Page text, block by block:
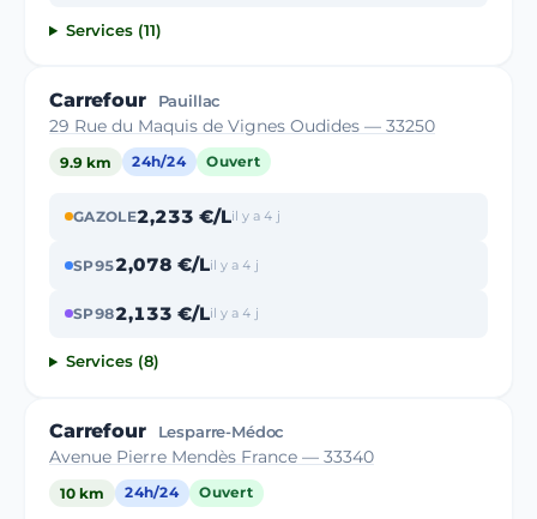
Services (11)
Carrefour Pauillac
29 Rue du Maquis de Vignes Oudides — 33250
9.9 km 24h/24 Ouvert
GAZOLE2,233 €/Lil y a 4 j
SP952,078 €/Lil y a 4 j
SP982,133 €/Lil y a 4 j
Services (8)
Carrefour Lesparre-Médoc
Avenue Pierre Mendès France — 33340
10 km 24h/24 Ouvert